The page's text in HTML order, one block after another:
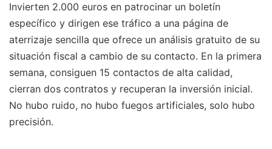
Invierten 2.000 euros en patrocinar un boletín
específico y dirigen ese tráfico a una página de
aterrizaje sencilla que ofrece un análisis gratuito de su
situación fiscal a cambio de su contacto. En la primera
semana, consiguen 15 contactos de alta calidad,
cierran dos contratos y recuperan la inversión inicial.
No hubo ruido, no hubo fuegos artificiales, solo hubo
precisión.